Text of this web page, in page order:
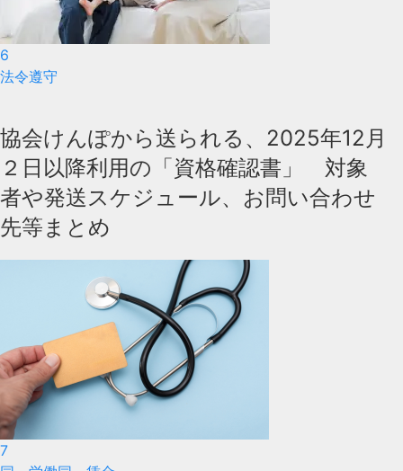
6
法令遵守
協会けんぽから送られる、2025年12月
２日以降利用の「資格確認書」 対象
者や発送スケジュール、お問い合わせ
先等まとめ
7